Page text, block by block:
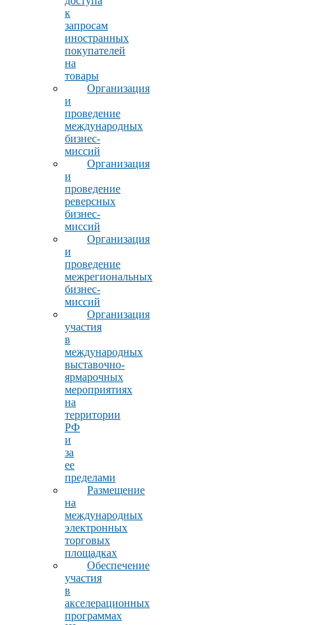
к
запросам
иностранных
покупателей
на
товары
Организация
и
проведение
международных
бизнес-
миссий
Организация
и
проведение
реверсных
бизнес-
миссий
Организация
и
проведение
межрегиональных
бизнес-
миссий
Организация
участия
в
международных
выставочно-
ярмарочных
мероприятиях
на
территории
РФ
и
за
ее
пределами
Размещение
на
международных
электронных
торговых
площадках
Обеспечение
участия
в
акселерационных
программах